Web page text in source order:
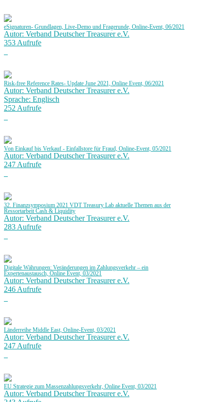
eSignaturen- Grundlagen, Live-Demo und Fragerunde, Online-Event, 06/2021
Autor: Verband Deutscher Treasurer e.V.
353 Aufrufe
Risk-free Reference Rates- Update June 2021, Online Event, 06/2021
Autor: Verband Deutscher Treasurer e.V.
Sprache: Englisch
252 Aufrufe
Von Einkauf bis Verkauf - Einfallstore für Fraud, Online-Event, 05/2021
Autor: Verband Deutscher Treasurer e.V.
247 Aufrufe
32. Finanzsymposium 2021 VDT Treasury Lab aktuelle Themen aus der
Ressortarbeit Cash & Liquidity
Autor: Verband Deutscher Treasurer e.V.
283 Aufrufe
Digitale Währungen: Veränderungen im Zahlungsverkehr – ein
Expertenaustausch, Online Event, 03/2021
Autor: Verband Deutscher Treasurer e.V.
246 Aufrufe
Länderreihe Middle East, Online-Event, 03/2021
Autor: Verband Deutscher Treasurer e.V.
247 Aufrufe
EU Strategie zum Massenzahlungsverkehr, Online Event, 03/2021
Autor: Verband Deutscher Treasurer e.V.